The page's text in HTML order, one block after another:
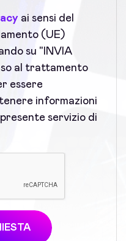
ai sensi del
(UE)
su "INVIA
al trattamento
essere
informazioni
servizio di